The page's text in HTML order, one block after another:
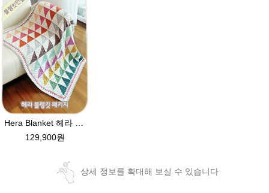
Hera Blanket 헤라 블랭킷★에이미울 뜨개실 북유럽블랭킷 헤라울 코바늘뜨기 뜨개질
129,900원
상세 정보를 확대해 보실 수 있습니다